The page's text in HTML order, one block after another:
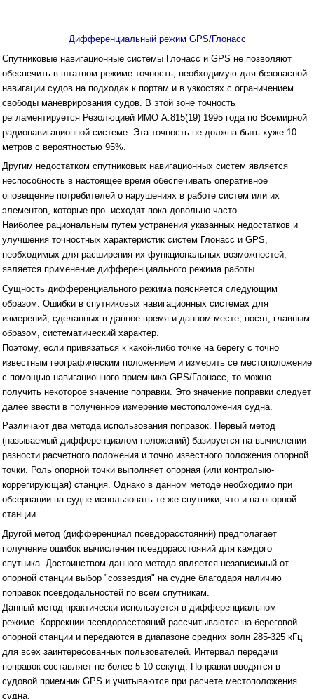
Дифференциальный режим GPS/Глонасс
Спутниковые навигационные системы Глонасс и GPS не позволяют
обеспечить в штатном режиме точность, необходимую для безопасной
навигации судов на подходах к портам и в узкостях с ограничением
свободы маневрирования судов. В этой зоне точность
регламентируется Резолюцией ИМО А.815(19) 1995 года по Всемирной
радионавигационной системе. Эта точность не должна быть хуже 10
метров с вероятностью 95%.
Другим недостатком спутниковых навигационных систем является
неспособность в настоящее время обеспечивать оперативное
оповещение потребителей о нарушениях в работе систем или их
элементов, которые про- исходят пока довольно часто.
Наиболее рациональным путем устранения указанных недостатков и
улучшения точностных характеристик систем Глонасс и GPS,
необходимых для расширения их функциональных возможностей,
является применение дифференциального режима работы.
Сущность дифференциального режима поясняется следующим
образом. Ошибки в спутниковых навигационных системах для
измерений, сделанных в данное время и данном месте, носят, главным
образом, систематический характер.
Поэтому, если привязаться к какой-либо точке на берегу с точно
известным географическим положением и измерить се местоположение
с помощью навигационного приемника GPS/Глонасс, то можно
получить некоторое значение поправки. Это значение поправки следует
далее ввести в полученное измерение местоположения судна.
Различают два метода использования поправок. Первый метод
(называемый дифференциалом положений) базируется на вычислении
разности расчетного положения и точно известного положения опорной
точки. Роль опорной точки выполняет опорная (или контролыю-
коррегирующая) станция. Однако в данном методе необходимо при
обсервации на судне использовать те же спутники, что и на опорной
станции.
Другой метод (дифференциал псевдорасстояний) предполагает
получение ошибок вычисления псевдорасстояний для каждого
спутника. Достоинством данного метода является независимый от
опорной станции выбор "созвездия" на судне благодаря наличию
поправок псевдодальностей по всем спутникам.
Данный метод практически используется в дифференциальном
режиме. Коррекции псевдорасстояний рассчитываются на береговой
опорной станции и передаются в диапазоне средних волн 285-325 кГц
для всех заинтересованных пользователей. Интервал передачи
поправок составляет не более 5-10 секунд. Поправки вводятся в
судовой приемник GPS и учитываются при расчете местоположения
судна.